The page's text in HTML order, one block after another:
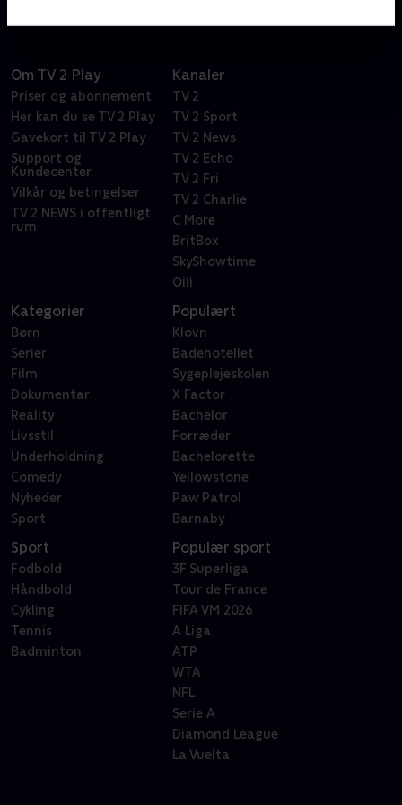
Om TV 2 Play
Priser og abonnement
Her kan du se TV 2 Play
Gavekort til TV 2 Play
Support og
Kundecenter
Vilkår og betingelser
TV 2 NEWS i offentligt
rum
Kanaler
TV 2
TV 2 Sport
TV 2 News
TV 2 Echo
TV 2 Fri
TV 2 Charlie
C More
BritBox
SkyShowtime
Oiii
Kategorier
Børn
Serier
Film
Dokumentar
Reality
Livsstil
Underholdning
Comedy
Nyheder
Sport
Populært
Klovn
Badehotellet
Sygeplejeskolen
X Factor
Bachelor
Forræder
Bachelorette
Yellowstone
Paw Patrol
Barnaby
Sport
Fodbold
Håndbold
Cykling
Tennis
Badminton
Populær sport
3F Superliga
Tour de France
FIFA VM 2026
A Liga
ATP
WTA
NFL
Serie A
Diamond League
La Vuelta